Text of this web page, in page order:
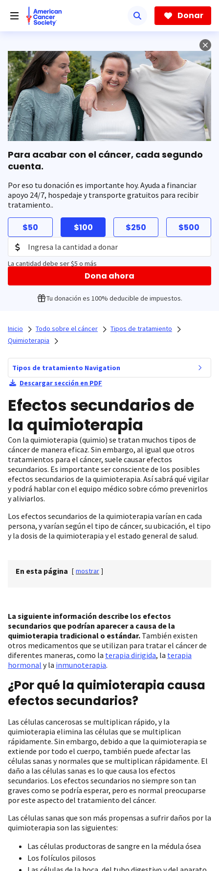
hacia
contenido
Donar
Para acabar con el cáncer, cada segundo
cuenta.
Por eso tu donación es importante hoy. Ayuda a financiar
apoyo 24/7, hospedaje y transporte gratuitos para recibir
tratamiento..
$50 $100 $250 $500
La cantidad debe ser $5 o más
Dona ahora
Tu donación es 100% deducible de impuestos.
Inicio Todo sobre el cáncer
Tipos de tratamiento
Quimioterapia
Tipos de tratamiento Navigation
Descargar sección en PDF
Efectos secundarios de
la quimioterapia
Con la quimioterapia (quimio) se tratan muchos tipos de
cáncer de manera eficaz. Sin embargo, al igual que otros
tratamientos para el cáncer, suele causar efectos
secundarios. Es importante ser consciente de los posibles
efectos secundarios de la quimioterapia. Así sabrá qué vigilar
y podrá hablar con el equipo médico sobre cómo prevenirlos
y aliviarlos.
Los efectos secundarios de la quimioterapia varían en cada
persona, y varían según el tipo de cáncer, su ubicación, el tipo
y la dosis de la quimioterapia y el estado general de salud.
En esta página [ mostrar ]
La siguiente información describe los efectos
secundarios que podrían aparecer a causa de la
quimioterapia tradicional o estándar. También existen
otros medicamentos que se utilizan para tratar el cáncer de
diferentes maneras, como la terapia dirigida, la terapia
hormonal y la inmunoterapia.
¿Por qué la quimioterapia causa
efectos secundarios?
Las células cancerosas se multiplican rápido, y la
quimioterapia elimina las células que se multiplican
rápidamente. Sin embargo, debido a que la quimioterapia se
extiende por todo el cuerpo, también puede afectar las
células sanas y normales que se multiplican rápidamente. El
daño a las células sanas es lo que causa los efectos
secundarios. Los efectos secundarios no siempre son tan
graves como se podría esperar, pero es normal preocuparse
por este aspecto del tratamiento del cáncer.
Las células sanas que son más propensas a sufrir daños por la
quimioterapia son las siguientes:
Las células productoras de sangre en la médula ósea
Los folículos pilosos